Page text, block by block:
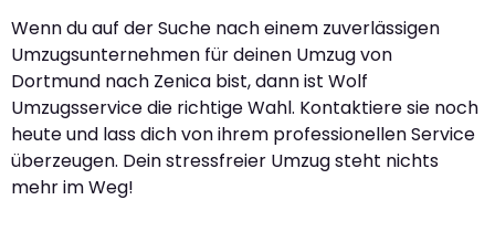
Wenn du auf der Suche nach einem zuverlässigen
Umzugsunternehmen für deinen Umzug von
Dortmund nach Zenica bist, dann ist Wolf
Umzugsservice die richtige Wahl. Kontaktiere sie noch
heute und lass dich von ihrem professionellen Service
überzeugen. Dein stressfreier Umzug steht nichts
mehr im Weg!